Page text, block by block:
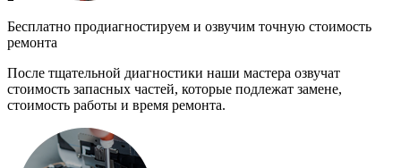
Бесплатно продиагностируем и озвучим точную стоимость
ремонта
После тщательной диагностики наши мастера озвучат
стоимость запасных частей, которые подлежат замене,
стоимость работы и время ремонта.